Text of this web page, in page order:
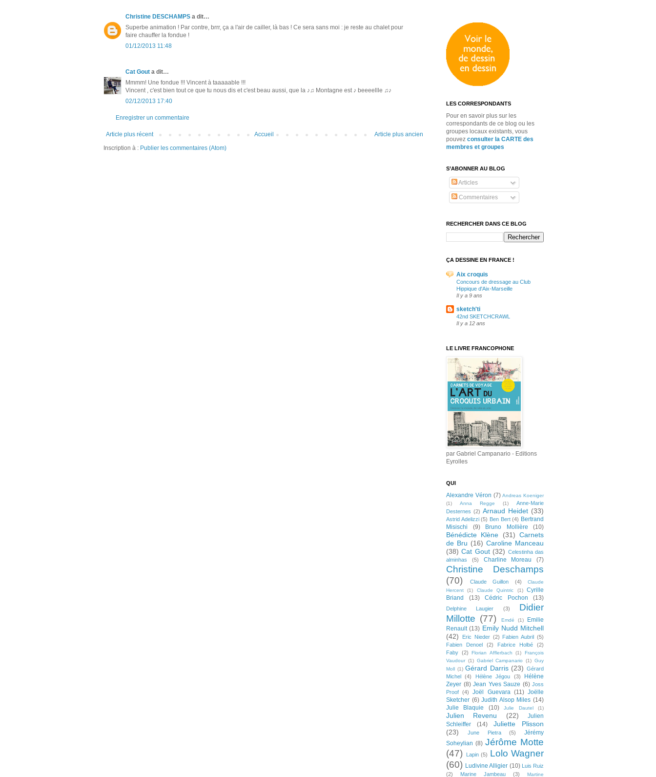
Christine DESCHAMPS a dit…
Superbe animation ! Par contre, brrr, ça a l'air de cailler, là bas ! Ce sera sans moi : je reste au chalet pour
faire chauffer la fondue !
01/12/2013 11:48
Cat Gout a dit…
Mmmm! Une fondue !!! Vincent à taaaaable !!!
Vincent , c'est bien tout ce que tu nous dis et c'est beau aussi, que la ♪♫ Montagne est ♪ beeeellle ♫♪
02/12/2013 17:40
Enregistrer un commentaire
Article plus récent Article plus ancien
Accueil
Inscription à : Publier les commentaires (Atom)
LES CORRESPONDANTS
Pour en savoir plus sur les
correspondants de ce blog ou les
groupes locaux existants, vous
pouvez consulter la CARTE des
membres et groupes
S’ABONNER AU BLOG
Articles
Commentaires
RECHERCHER DANS CE BLOG
ÇA DESSINE EN FRANCE !
Aix croquis
Concours de dressage au Club
Hippique d'Aix-Marseille
Il y a 9 ans
sketch'ti
42nd SKETCHCRAWL
Il y a 12 ans
LE LIVRE FRANCOPHONE
par Gabriel Campanario - Editions
Eyrolles
QUI
Alexandre Véron (7) Andreas Koeniger
(1)
Anna Regge (1)
Anne-Marie
Desternes (2) Arnaud Heidet (33)
Astrid Adelizzi (5) Ben Bert (4) Bertrand
Misischi
(9) Bruno Mollière (10)
Bénédicte Klène (31) Carnets
de Bru (16) Caroline Manceau
(38) Cat Gout (32) Celestinha das
alminhas
(5) Charline Moreau (7)
Christine Deschamps
(70)
Claude Guillon (4)
Claude
Hercent
(1) Claude Quintric (1)
Cyrille
Briand
(13) Cédric Pochon (13)
Delphine Laugier (3)
Didier
Millotte (77) Emdé (1)
Emilie
Renault (13) Emily Nudd Mitchell
(42)
Eric Nieder (2) Fabien Aubril (5)
Fabien Denoel
(2) Fabrice Holbé
(2)
Faby (2) Florian Afflerbach (1)
François
Vaudour (1) Gabriel Campanario (1) Guy
Moll (1) Gérard Darris (23) Gérard
Michel
(4) Hélène Jégou (3)
Hélène
Zeyer (8) Jean Yves Sauze (6) Joss
Proof
(4) Joël Guevara (11) Joëlle
Sketcher (6) Judith Alsop Miles (14)
Julie Blaquie
(10) Julie Dautel (1)
Julien Revenu (22)
Julien
Schleiffer
(14)
Juliette Plisson
(23)
June Pietra (5)
Jérémy
Soheylian (8) Jérôme Motte
(47)
Lapin (5) Lolo Wagner
(60) Ludivine Alligier (10) Luis Ruiz
(2)
Marine Jambeau (3) Martine